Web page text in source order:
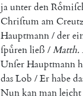
jaunterden
Chriſtumam
Hauptmann/der
ſpuͤrenließ /Matth.
UnſerHauptmann
dasLob /Erhabe
Nunkanmanleicht